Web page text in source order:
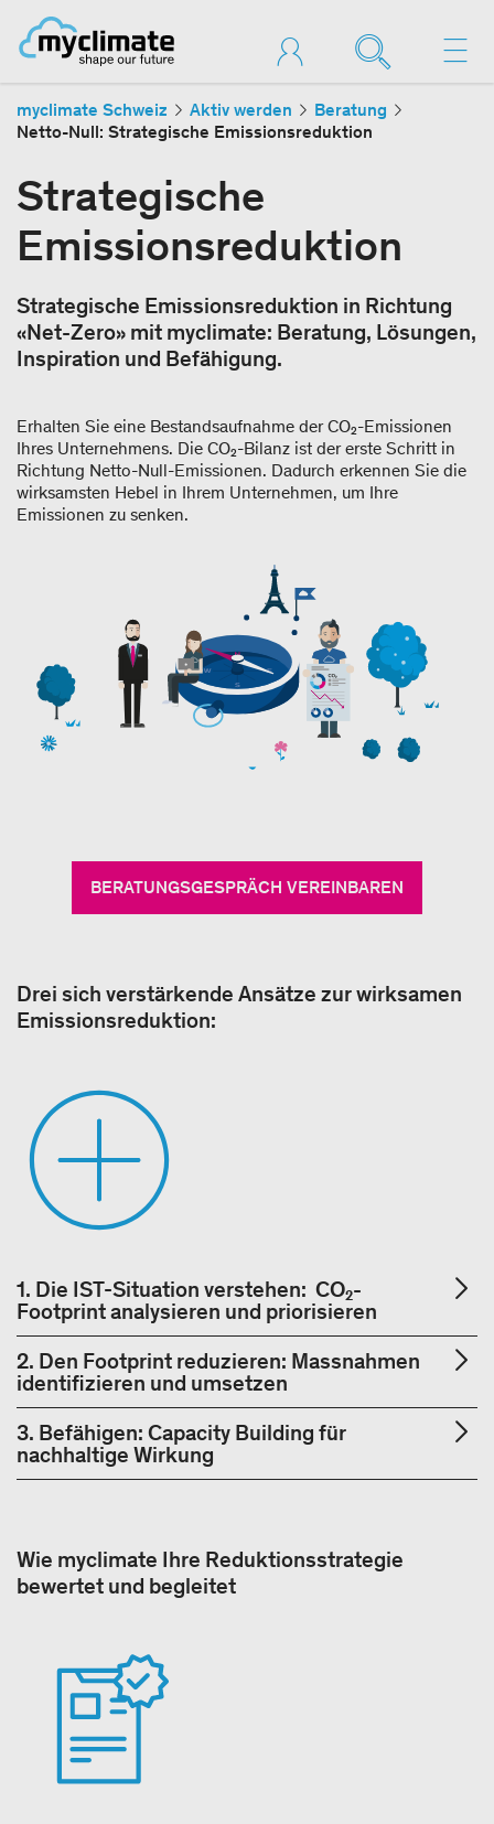
myclimate Schweiz Aktiv werden
Beratung
Netto-Null: Strategische Emissionsreduktion
Strategische
Emissionsreduktion
Strategische Emissionsreduktion in Richtung
«Net-Zero» mit myclimate: Beratung, Lösungen,
Inspiration und Befähigung.
Erhalten Sie eine Bestandsaufnahme der CO₂-Emissionen
Ihres Unternehmens. Die CO₂-Bilanz ist der erste Schritt in
Richtung Netto-Null-Emissionen. Dadurch erkennen Sie die
wirksamsten Hebel in Ihrem Unternehmen, um Ihre
Emissionen zu senken.
BERATUNGSGESPRÄCH VEREINBAREN
Drei sich verstärkende Ansätze zur wirksamen
Emissionsreduktion:
1. Die IST-Situation verstehen: CO₂-
Footprint analysieren und priorisieren
2. Den Footprint reduzieren: Massnahmen
identifizieren und umsetzen
3. Befähigen: Capacity Building für
nachhaltige Wirkung
Wie myclimate Ihre Reduktionsstrategie
bewertet und begleitet